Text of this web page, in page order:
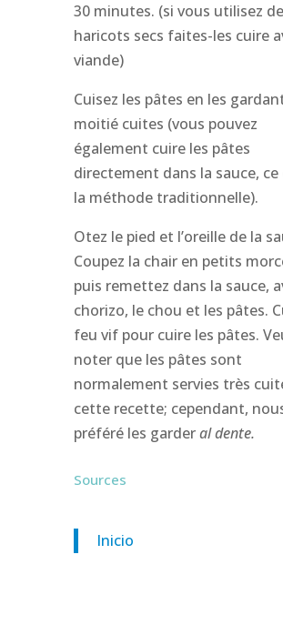
30 minutes. (si vous utilisez
haricots secs faites-les cuire
viande)
Cuisez les pâtes en les
moitié cuites (vous pouvez
également cuire les pâtes
directement dans la sauce,
la méthode traditionnelle).
Otez le pied et l’oreille de la
Coupez la chair en petits
puis remettez dans la sauce,
chorizo, le chou et les pâtes.
feu vif pour cuire les pâtes.
noter que les pâtes sont
normalement servies très
cette recette; cependant,
préféré les garderal dente.
Sources
Inicio